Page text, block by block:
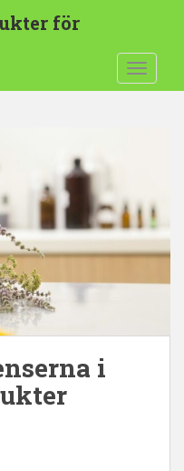
för
VÄXLA
i